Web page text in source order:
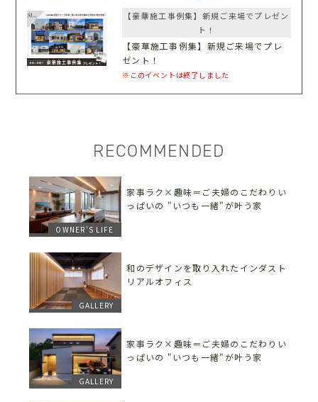
【豪華施工事例集】新規ご来場でプレゼン
ト！
【豪華施工事例集】新規ご来場でプレ
ゼント！
※このイベントは終了しました
RECOMMENDED
OWNER'S LIFE
家事ラク×趣味＝ご夫婦のこだわりい
っぱいの "いつも一緒"が叶う家
GALLERY
和のデザインを取り入れたインダスト
リアルオフィス
GALLERY
家事ラク×趣味＝ご夫婦のこだわりい
っぱいの "いつも一緒"が叶う家